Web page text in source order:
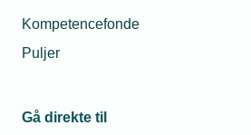
Kompetencefonde
Puljer
Gå direkte til